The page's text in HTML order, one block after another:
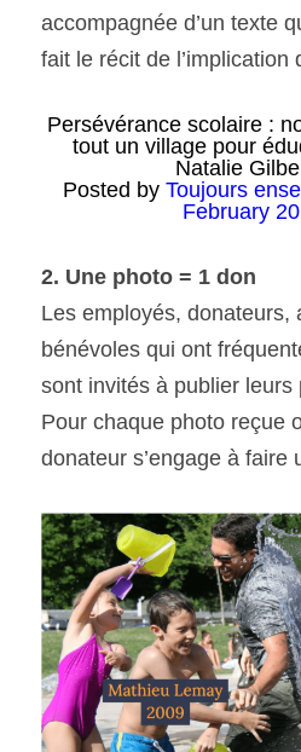
accompagnée d’un texte
fait le récit de l’implication
Persévérance scolaire :
tout un village pour
Natalie
Posted by Toujours
February
2. Une photo = 1 don
Les employés, donateurs,
bénévoles qui ont
sont invités à publier leurs
Pour chaque photo reçue
donateur s’engage à faire